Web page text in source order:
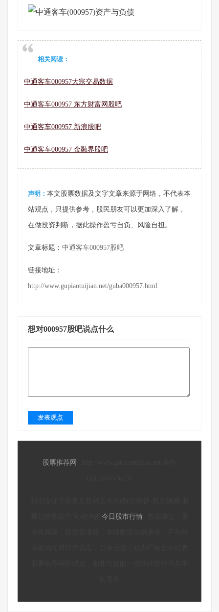
相关阅读：
中通客车000957大宗交易数据
中通客车000957 东方财富网股吧
中通客车000957 新浪股吧
中通客车000957 金融界股吧
声明： 本文股票数据及文字文章来源于网络，不代表本
站观点，只提供参考，股民朋友可以更加深入了解，
在做投资判断，据此操作盈亏自负、风险自担。
文章标题： 中通客车000957股吧
链接地址：
http://www.gupiaotuijian.net/guba000957.html
想对000957股吧说点什么
发表观点
股票推荐网
今日股市行情